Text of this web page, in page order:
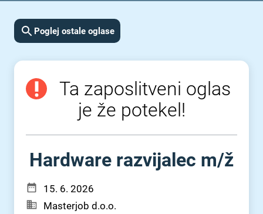
Poglej ostale oglase
Ta zaposlitveni oglas
je že potekel!
Hardware razvijalec m⁠/⁠ž
15. 6. 2026
Masterjob d.o.o.